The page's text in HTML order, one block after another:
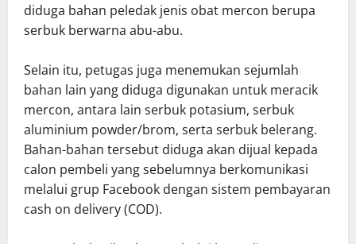
diduga bahan peledak jenis obat mercon berupa
serbuk berwarna abu-abu.
Selain itu, petugas juga menemukan sejumlah
bahan lain yang diduga digunakan untuk meracik
mercon, antara lain serbuk potasium, serbuk
aluminium powder/brom, serta serbuk belerang.
Bahan-bahan tersebut diduga akan dijual kepada
calon pembeli yang sebelumnya berkomunikasi
melalui grup Facebook dengan sistem pembayaran
cash on delivery (COD).